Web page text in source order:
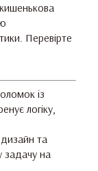
Перевірте
із
логіку,
та
задачу на